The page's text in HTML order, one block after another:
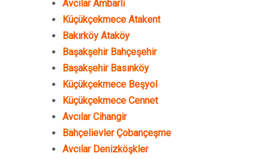
Avcılar Ambarlı
Küçükçekmece Atakent
Bakırköy Ataköy
Başakşehir Bahçeşehir
Başakşehir Basınköy
Küçükçekmece Beşyol
Küçükçekmece Cennet
Avcılar Cihangir
Bahçelievler Çobançeşme
Avcılar Denizköşkler